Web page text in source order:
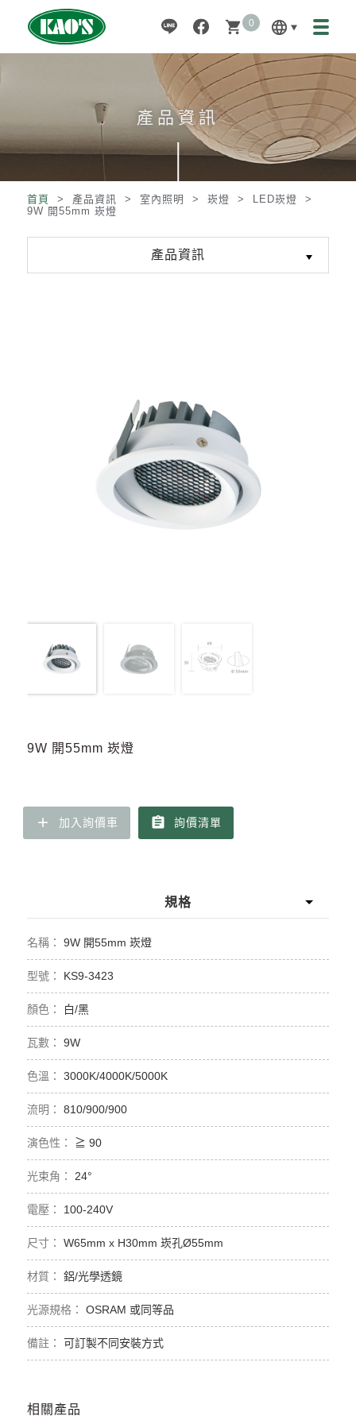
language
shopping_cart 0
產品資訊
首頁 > 產品資訊 > 室內照明 > 崁燈 > LED崁燈 >
9W 開55mm 崁燈
產品資訊
9W 開55mm 崁燈
add 加入詢價車 assignment 詢價清單
規格
9W 開55mm 崁燈
KS9-3423
白/黑
9W
3000K/4000K/5000K
810/900/900
≧ 90
24°
100-240V
W65mm x H30mm 崁孔Ø55mm
鋁/光學透鏡
OSRAM 或同等品
可訂製不同安裝方式
相關產品